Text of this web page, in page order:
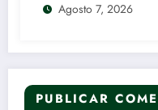
Agosto 7, 2026
PUBLICAR